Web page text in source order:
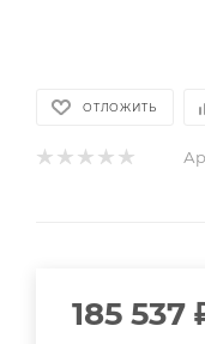
ОТЛОЖИТЬ
185 537